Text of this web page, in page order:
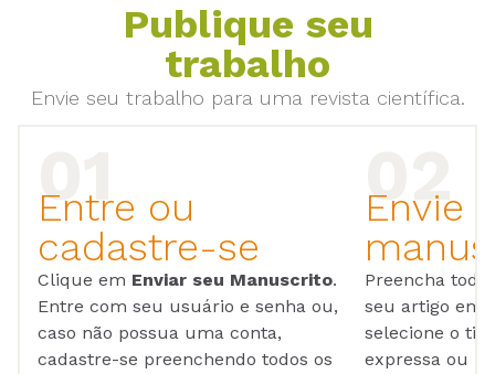
Publique seu
trabalho
Envie seu trabalho para uma revista científica.
Entre ou
cadastre-se
Clique em Enviar seu Manuscrito.
Entre com seu usuário e senha ou,
caso não possua uma conta,
cadastre-se preenchendo todos os
Envie
Preencha
seu artigo em
selecione o
expressa ou